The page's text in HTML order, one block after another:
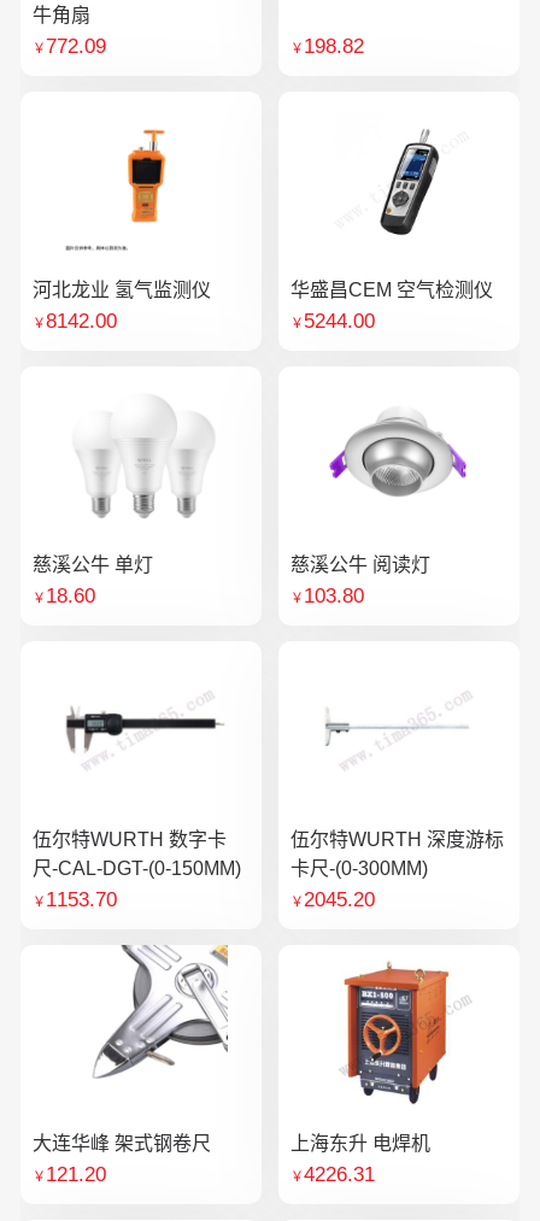
牛角扇
￥772.09 ￥ 198.82
河北龙业 氢气监测仪
￥8142.00
华盛昌CEM 空气检测仪
￥ 5244.00
慈溪公牛 单灯
￥ 18.60
慈溪公牛 阅读灯
￥ 103.80
伍尔特WURTH 数字卡
尺-CAL-DGT-(0-150MM)
￥ 1153.70
伍尔特WURTH 深度游标
卡尺-(0-300MM)
￥2045.20
大连华峰 架式钢卷尺
￥ 121.20
上海东升 电焊机
￥4226.31